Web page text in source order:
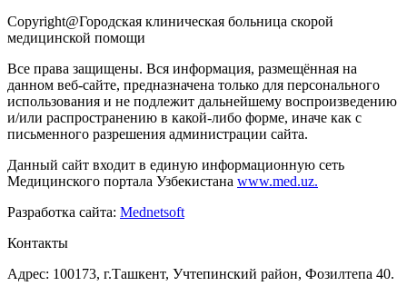
Copyright@Городская клиническая больница скорой
медицинской помощи
Все права защищены. Вся информация, размещённая на
данном веб-сайте, предназначена только для персонального
использования и не подлежит дальнейшему воспроизведению
и/или распространению в какой-либо форме, иначе как с
письменного разрешения администрации сайта.
Данный сайт входит в единую информационную сеть
Медицинского портала Узбекистана www.med.uz.
Разработка сайта: Mednetsoft
Контакты
Адрес: 100173, г.Ташкент, Учтепинский район, Фозилтепа 40.